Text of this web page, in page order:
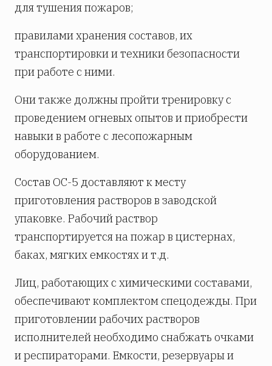
для тушения пожаров;
правилами хранения составов, их
транспортировки и техники безопасности
при работе с ними.
Они также должны пройти тренировку с
проведением огневых опытов и приобрести
навыки в работе с лесопожарным
оборудованием.
Состав ОС-5 доставляют к месту
приготовления растворов в заводской
упаковке. Рабочий раствор
транспортируется на пожар в цистернах,
баках, мягких емкостях и т.д.
Лиц, работающих с химическими составами,
обеспечивают комплектом спецодежды. При
приготовлении рабочих растворов
исполнителей необходимо снабжать очками
и респираторами. Емкости, резервуары и